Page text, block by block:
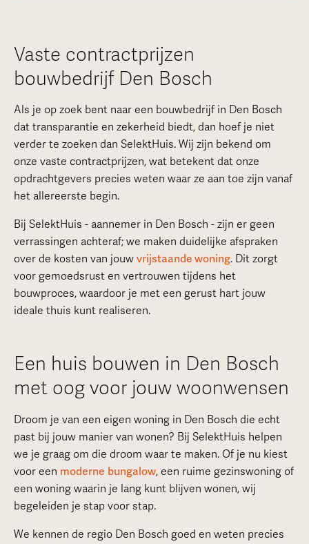
Vaste contractprijzen
bouwbedrijf Den Bosch
Als je op zoek bent naar een bouwbedrijf in Den Bosch
dat transparantie en zekerheid biedt, dan hoef je niet
verder te zoeken dan SelektHuis. Wij zijn bekend om
onze vaste contractprijzen, wat betekent dat onze
opdrachtgevers precies weten waar ze aan toe zijn vanaf
het allereerste begin.
Bij SelektHuis - aannemer in Den Bosch - zijn er geen
verrassingen achteraf; we maken duidelijke afspraken
over de kosten van jouw vrijstaande woning. Dit zorgt
voor gemoedsrust en vertrouwen tijdens het
bouwproces, waardoor je met een gerust hart jouw
ideale thuis kunt realiseren.
Een huis bouwen in Den Bosch
met oog voor jouw woonwensen
Droom je van een eigen woning in Den Bosch die echt
past bij jouw manier van wonen? Bij SelektHuis helpen
we je graag om die droom waar te maken. Of je nu kiest
voor een moderne bungalow, een ruime gezinswoning of
een woning waarin je lang kunt blijven wonen, wij
begeleiden je stap voor stap.
We kennen de regio Den Bosch goed en weten precies